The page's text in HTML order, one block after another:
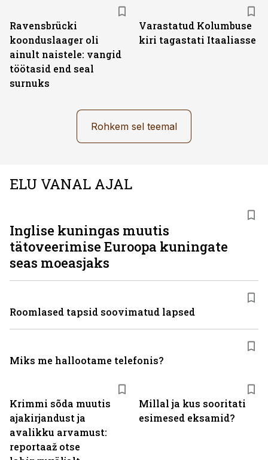
Ravensbrücki
koonduslaager oli
ainult naistele: vangid
töötasid end seal
surnuks
Varastatud Kolumbuse
kiri tagastati Itaaliasse
Rohkem sel teemal
ELU VANAL AJAL
Krimmi sõda muutis
ajakirjandust ja
avalikku arvamust:
reportaaž otse
Millal ja kus sooritati
esimesed eksamid?
Inglise kuningas muutis
tätoveerimise Euroopa kuningate
seas moeasjaks
Roomlased tapsid soovimatud lapsed
Miks me hallootame telefonis?